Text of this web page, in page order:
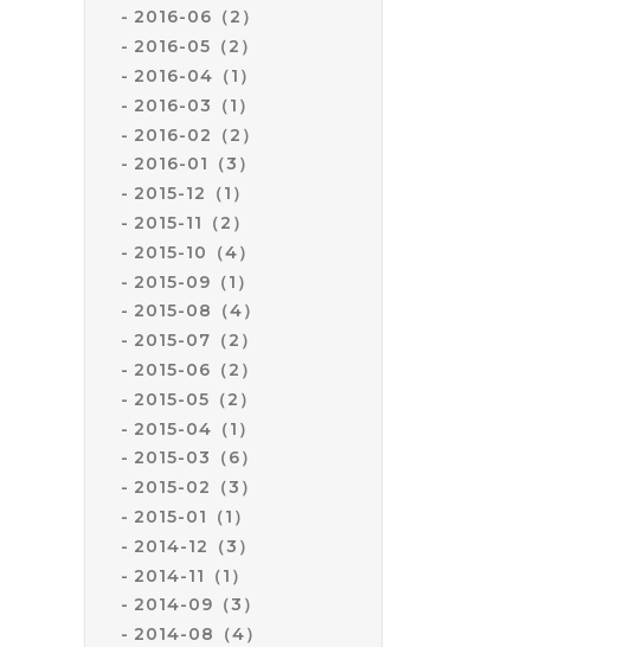
2016-06（2）
2016-05（2）
2016-04（1）
2016-03（1）
2016-02（2）
2016-01（3）
2015-12（1）
2015-11（2）
2015-10（4）
2015-09（1）
2015-08（4）
2015-07（2）
2015-06（2）
2015-05（2）
2015-04（1）
2015-03（6）
2015-02（3）
2015-01（1）
2014-12（3）
2014-11（1）
2014-09（3）
2014-08（4）